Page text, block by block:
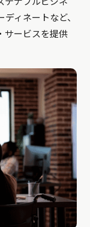
ィネートなど、
サービスを提供